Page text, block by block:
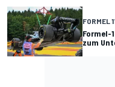
FORMEL 1
Formel-
zum